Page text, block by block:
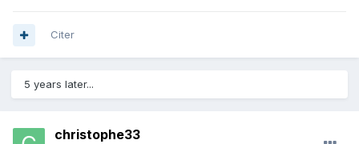
Citer
5 years later...
christophe33